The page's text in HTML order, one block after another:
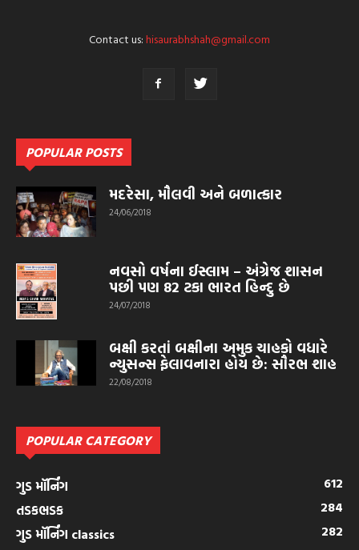
Contact us:hisaurabhshah@gmail.com
POPULAR POSTS
મદરેસા, મૌલવી અને બળાત્કાર
24/06/2018
નવસો વર્ષના ઈસ્લામ – અંગ્રેજ શાસન
પછી પણ 82 ટકા ભારત હિન્દુ છે
24/07/2018
બક્ષી કરતાં બક્ષીના અમુક ચાહકો વધારે
ન્યુસન્સ ફેલાવનારા હોય છે: સૌરભ શાહ
22/08/2018
POPULAR CATEGORY
ગુડ મૉર્નિંગ
612
તડકભડક
284
ગુડ મૉર્નિંગ classics
282